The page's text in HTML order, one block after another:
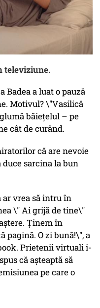
televiziune.
Badea a luat o pauză
Motivul? \"Vasilică
băiețelul – pe
cât de curând.
că are nevoie
sarcina la bun
ar vrea să intru în
\" Ai grijă de tine\"
Ținem în
pagină. O zi bună!\", a
Prietenii virtuali i-
că așteaptă să
pe care o